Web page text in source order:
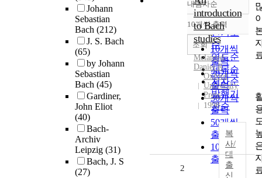
Johann
Sebastian
Bach (212)
J. S. Bach
(65)
by Johann
Sebastian
Bach (45)
Gardiner,
John Eliot
(40)
Bach-
Archiv
Leipzig (31)
Bach, J. S
(27)
정확도
순
인기도
순
연도순
제목순
저자순
발행기
관순
내림차순
내림차순
10개씩 출력
10개씩
출력
20개씩
출력
30개씩
출력
50개씩
출력
100개씩
출력
조회
introduction
to Bach
studies
Melamed,
Daniel R
Oxford
University
Press
1998
복
사/
대
출
신
2